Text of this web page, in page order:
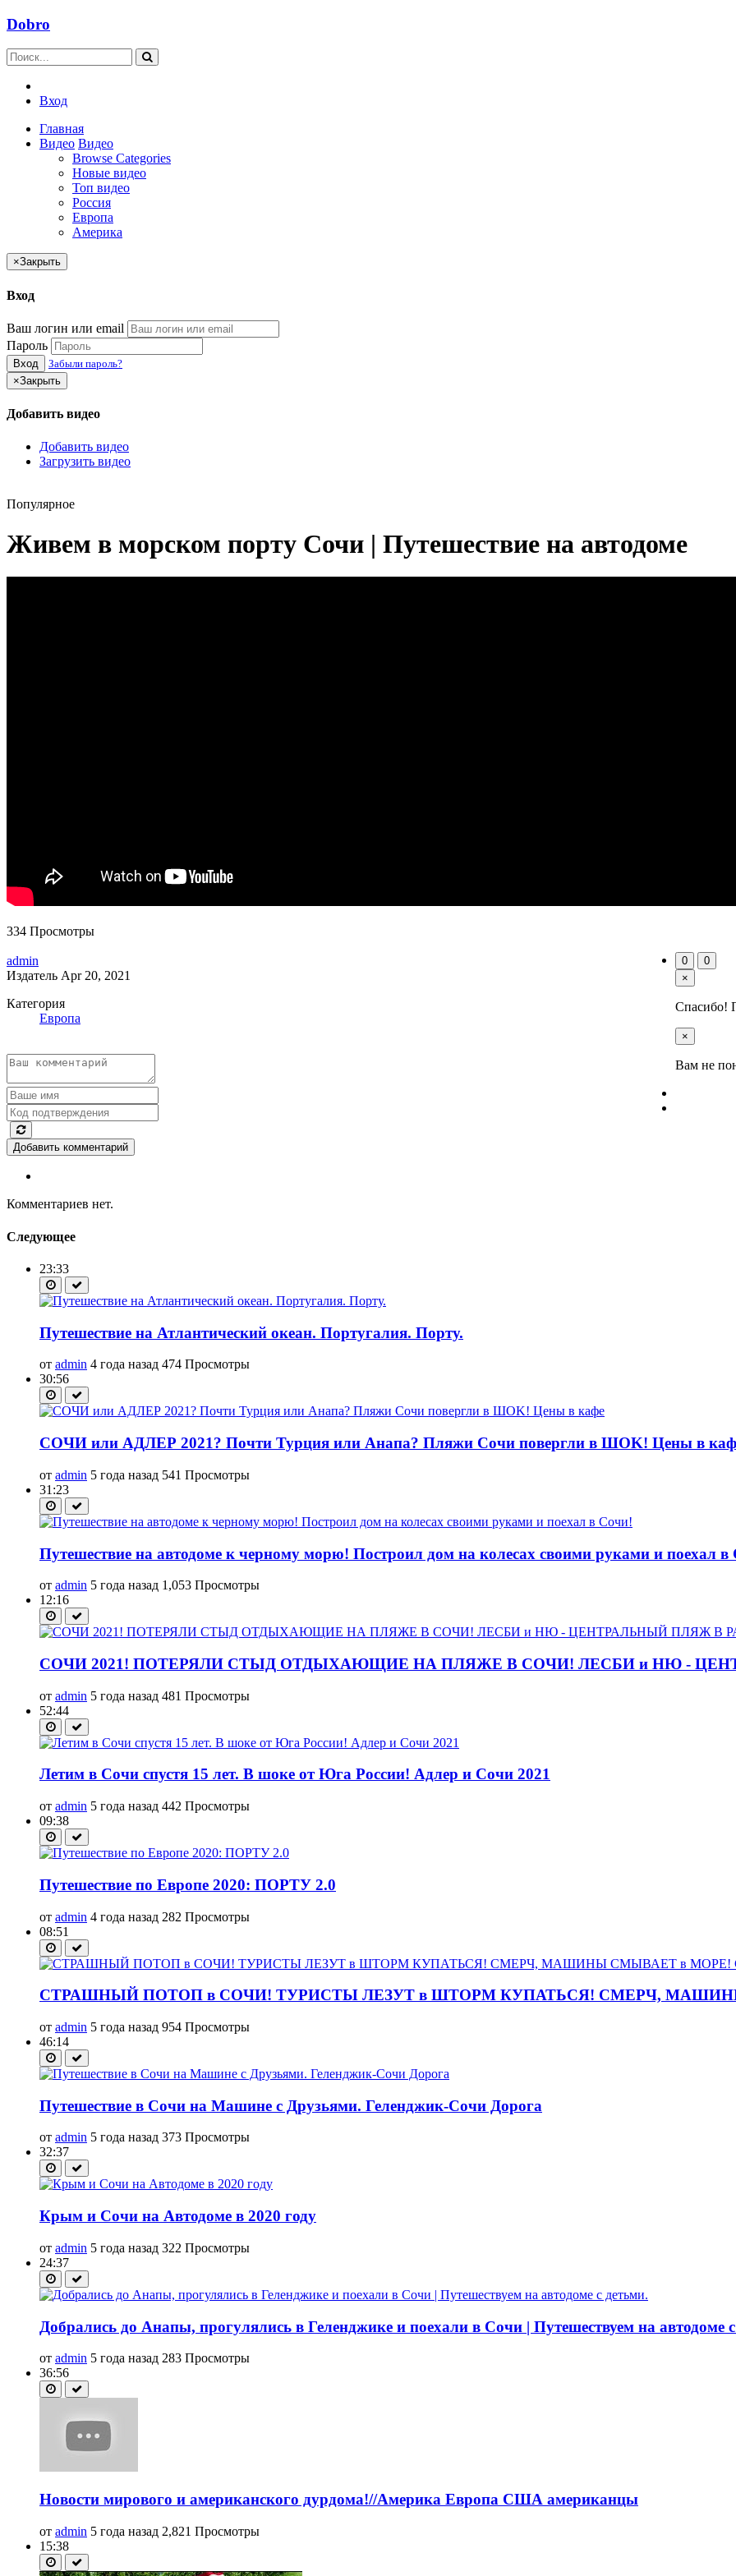
Dobro
Вход
Главная
Видео Видео
Browse Categories
Новые видео
Топ видео
Россия
Европа
Америка
×Закрыть
Вход
Ваш логин или email
Пароль
Вход
Забыли пароль?
×Закрыть
Добавить видео
Добавить видео
Загрузить видео
Популярное
Живем в морском порту Сочи | Путешествие на автодоме
334 Просмотры
0
0
×
Спасибо!
×
Вам не
admin
Издатель Apr 20, 2021
Категория
Европа
Добавить комментарий
Комментариев нет.
Следующее
23:33
Путешествие на Атлантический океан. Португалия. Порту.
от admin 4 года назад 474 Просмотры
30:56
СОЧИ или АДЛЕР 2021? Почти Турция или Анапа? Пляжи Сочи повергли в ШOK! Цены в
от admin 5 года назад 541 Просмотры
31:23
Путешествие на автодоме к черному морю! Построил дом на колесах своими руками и поехал
от admin 5 года назад 1,053 Просмотры
12:16
СОЧИ 2021! ПОТЕРЯЛИ СТЫД ОТДЫХАЮЩИЕ НА ПЛЯЖЕ В СОЧИ! ЛЕСБИ и НЮ -
от admin 5 года назад 481 Просмотры
52:44
Летим в Сочи спустя 15 лет. В шоке от Юга России! Адлер и Сочи 2021
от admin 5 года назад 442 Просмотры
09:38
Путешествие по Европе 2020: ПОРТУ 2.0
от admin 4 года назад 282 Просмотры
08:51
СТРАШНЫЙ ПОТОП в СОЧИ! ТУРИСТЫ ЛЕЗУТ в ШТОРМ КУПАТЬСЯ! СМЕРЧ,
от admin 5 года назад 954 Просмотры
46:14
Путешествие в Сочи на Машине с Друзьями. Геленджик-Сочи Дорога
от admin 5 года назад 373 Просмотры
32:37
Крым и Сочи на Автодоме в 2020 году
от admin 5 года назад 322 Просмотры
24:37
Добрались до Анапы, прогулялись в Геленджике и поехали в Сочи | Путешествуем на автодоме
от admin 5 года назад 283 Просмотры
36:56
Новости мирового и американского дурдома!//Америка Европа США американцы
от admin 5 года назад 2,821 Просмотры
15:38